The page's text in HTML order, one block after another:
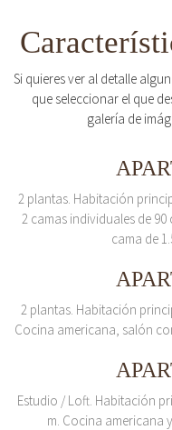
Si quieres ver al detalle
que seleccionar el que
galería de
2 plantas. Habitación
2 camas individuales de
cama de
2 plantas. Habitación
Cocina americana, salón
Estudio / Loft. Habitación
m. Cocina americana